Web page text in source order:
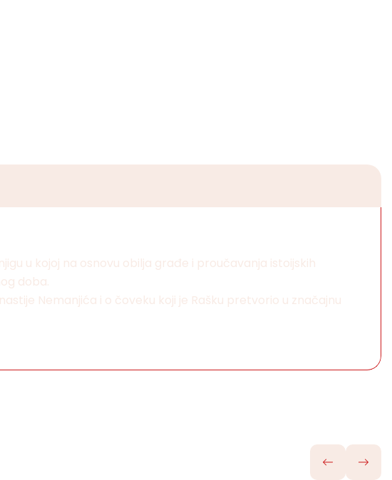
u kojoj na osnovu obilja građe i proučavanja istoijskih
doba.
Nemanjića i o čoveku koji je Rašku pretvorio u značajnu